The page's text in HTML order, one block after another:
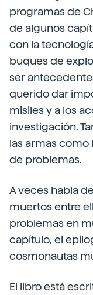
programas de
de algunos
con la
buques de
ser
querido dar
misiles y a los
investigación.
las armas como
de problemas.
A veces habla
muertos entre
problemas en
capítulo, el
cosmonautas
El libro está